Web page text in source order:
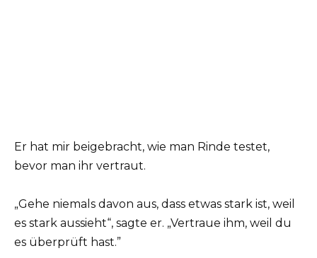
Er hat mir beigebracht, wie man Rinde testet,
bevor man ihr vertraut.
„Gehe niemals davon aus, dass etwas stark ist, weil
es stark aussieht“, sagte er. „Vertraue ihm, weil du
es überprüft hast.”